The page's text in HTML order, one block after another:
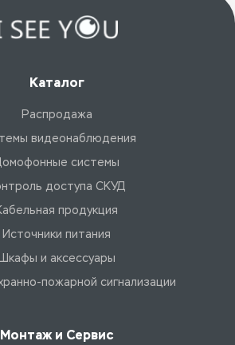
Каталог
Распродажа
видеонаблюдения
системы
доступа СКУД
продукция
Источники питания
Шкафы и аксессуары
пожарной сигнализации
Монтаж и Сервис